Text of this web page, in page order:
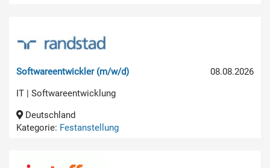
08.08.2026
Softwareentwickler (m/w/d)
IT | Softwareentwicklung
Deutschland
Kategorie: Festanstellung